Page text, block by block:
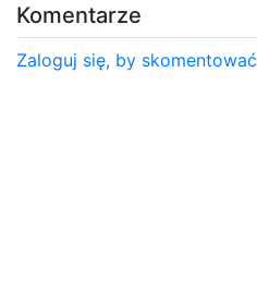
Komentarze
Zaloguj się, by skomentować